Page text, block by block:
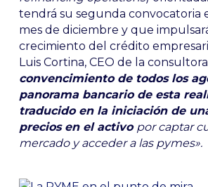
tendrá su segunda convocatoria
mes de diciembre y que
crecimiento del crédito
Luis Cortina, CEO de la
convencimiento de todos los
panorama bancario de esta
traducido en la iniciación de
precios en el activo por captar
mercado y acceder a las pymes».